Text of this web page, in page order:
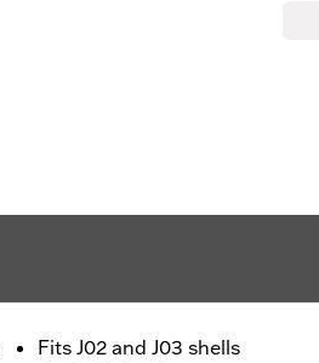
Fits J02 and J03 shells